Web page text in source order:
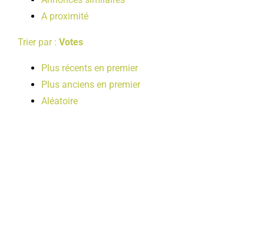
A proximité
Trier par : Votes
Plus récents en premier
Plus anciens en premier
Aléatoire